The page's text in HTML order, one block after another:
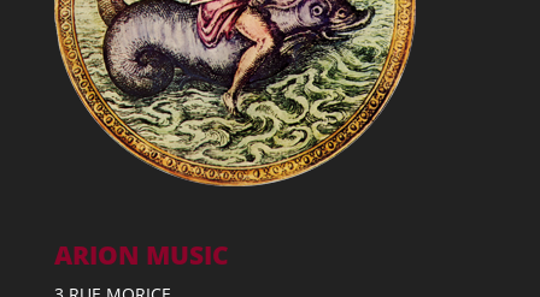
ARION MUSIC